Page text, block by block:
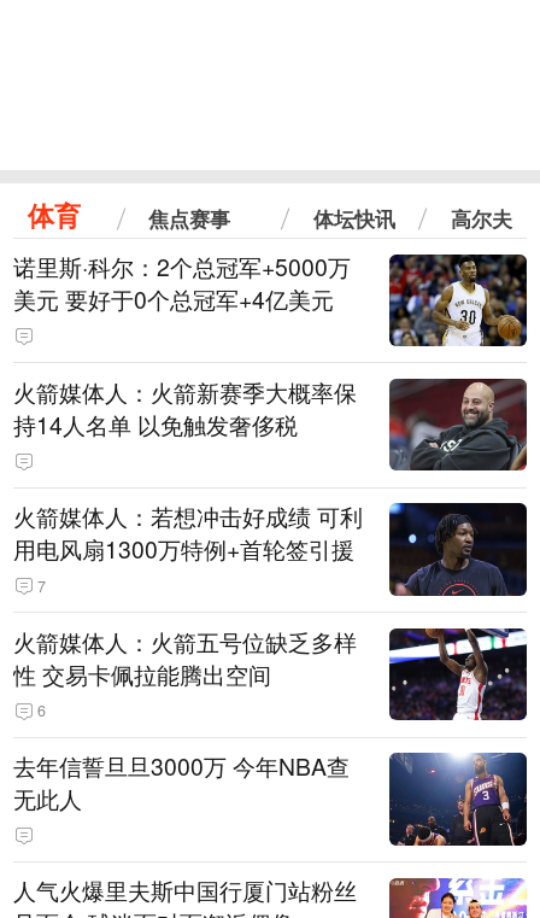
体育 焦点赛事 体坛快讯 高尔夫
诺里斯·科尔：2个总冠军+5000万
美元 要好于0个总冠军+4亿美元
火箭媒体人：火箭新赛季大概率保
持14人名单 以免触发奢侈税
火箭媒体人：若想冲击好成绩 可利
用电风扇1300万特例+首轮签引援
7
火箭媒体人：火箭五号位缺乏多样
性 交易卡佩拉能腾出空间
6
去年信誓旦旦3000万 今年NBA查
无此人
人气火爆里夫斯中国行厦门站粉丝